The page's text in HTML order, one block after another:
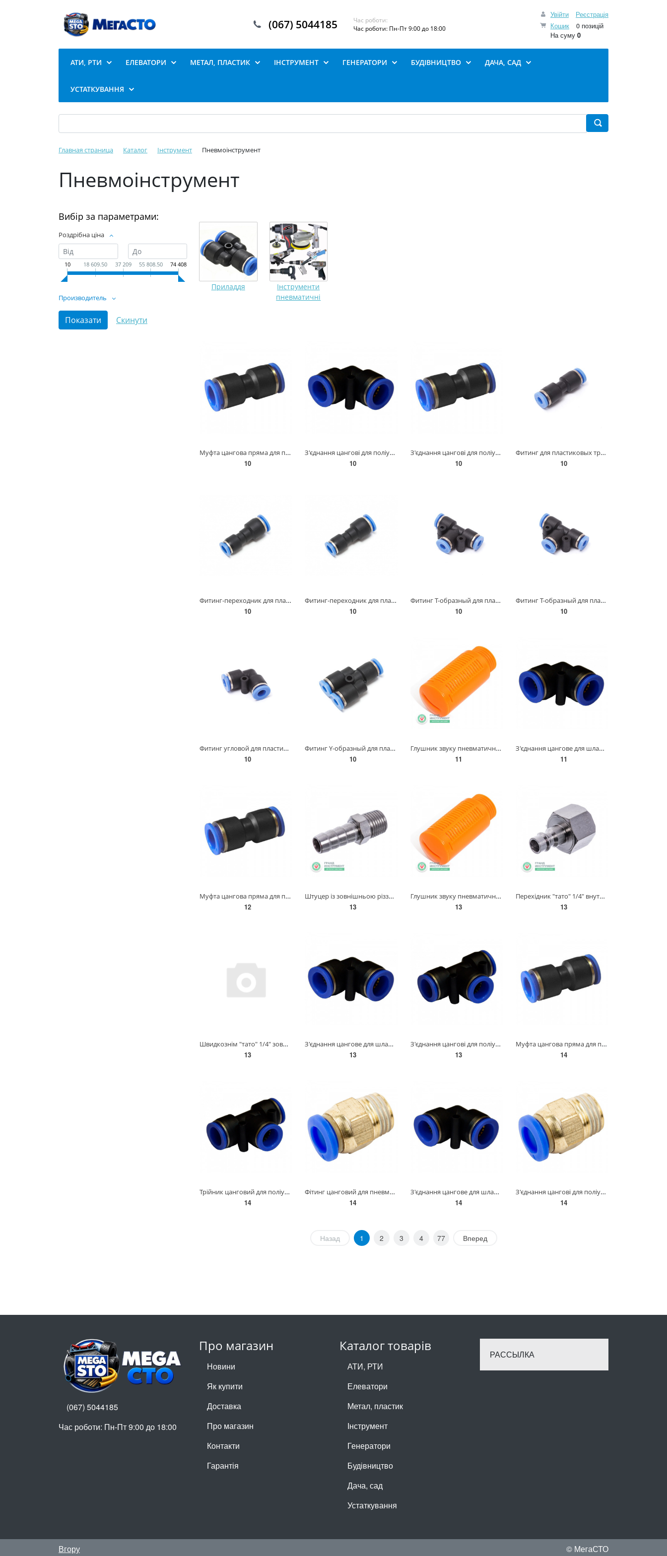
Увійти
Реєстрація
Кошик
0 позицій
На суму 0
(067) 5044185
Час роботи:
Час роботи: Пн-Пт 9:00 до 18:00
АТИ, РТИ ЕЛЕВАТОРИ МЕТАЛ, ПЛАСТИК ІНСТРУМЕНТ ГЕНЕРАТОРИ БУДІВНИЦТВО ДАЧА, САД
УСТАТКУВАННЯ
Главная страница Каталог Інструмент Пневмоінструмент
Пневмоінструмент
Вибір за параметрами:
Роздрібна ціна
10 18 609.50 37 209 55 808.50 74 408
Производитель
Приладдя
Інструменти
пневматичні
Муфта цангова пряма для поліуретанових шлангів 6 мм AIRKRAFT SPU06
10
З'єднання цангові для поліуретанових шлангів PU/PR (Р-обр., шланг) 4мм AIRKRAFT SPV04
10
З'єднання цангові для поліуретанових шлангів PU/PR (пряме, шланг) 4 мм AIRKRAFT SPU04
10
Фитинг для пластиковых трубок 6 x 6мм Partner SPU06
10
Фитинг-переходник для пластиковых трубок 12 x 10мм Partner SPG12-10
10
Фитинг-переходник для пластиковых трубок 8 x 6мм Partner SPG08-06
10
Фитинг T-образный для пластиковых трубок 6мм Partner SPE06
10
Фитинг T-образный для пластиковых трубок 8мм Partner SPE08
10
Фитинг угловой для пластиковых трубок 6мм Partner SPV06
10
Фитинг Y-образный для пластиковых трубок 4мм Partner SPY04
10
Глушник звуку пневматичний пластиковий 1/8" AIRKRAFT SPSL-01
11
З'єднання цангове для шлангів Г-подібне 6 мм AIRKRAFT SPV06
11
Муфта цангова пряма для поліуретанових шлангів 8 мм AIRKRAFT SPU08
12
Штуцер із зовнішньою різзю 1/4 на шланг 6 мм AIRKRAFT SMH04-04
13
Глушник звуку пневматичний пластиковий 1/4" AIRKRAFT SPSL-02
13
Перехідник "тато" 1/4" внутрішня різь AIRKRAFT SE3-2PF
13
Швидкознім "тато" 1/4" зовнішня різь AIRKRAFT SE3-2PM
13
З'єднання цангове для шлангів Г-подібне 8 мм AIRKRAFT SPV08
13
З'єднання цангові для поліуретанових шлангів PU/PR (Т-обр., шланг) 4мм AIRKRAFT SPE04
13
Муфта цангова пряма для поліуретанових шлангів 10 мм AIRKRAFT SPU10
14
Трійник цанговий для поліуретанових шлангів 6 мм AIRKRAFT SPE06
14
Фітинг цанговий для пневмоінструменту прямий 6 мм*1/8" AIRKRAFT SPC06-01
14
З'єднання цангове для шлангів Г-подібне 10 мм AIRKRAFT SPV10
14
З'єднання цангові для поліуретанових шлангів PU/PR (пряме, шланг - зов. різьба) 4ммХ1/8" AIRKRAFT
14
Назад 1 2 3 4 77 Вперед
Про магазин
Новини
Як купити
Доставка
Про магазин
Контакти
Гарантія
Каталог товарів
АТИ, РТИ
Елеватори
Метал, пластик
Інструмент
Генератори
Будівництво
Дача, сад
Устаткування
РАССЫЛКА
(067) 5044185
Час роботи: Пн-Пт 9:00 до 18:00
Вгору © МегаСТО